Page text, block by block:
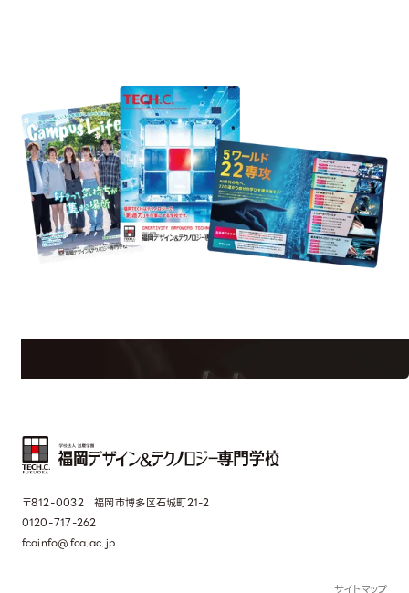
Information
〒812-0032 福岡市博多区石城町21-2
0120-717-262
fcainfo@fca.ac.jp
サイトマップ